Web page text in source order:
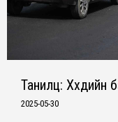
Танилц: Хүүхдийн
2025-05-30